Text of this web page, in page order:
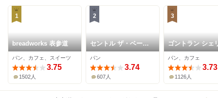
1
breadworks 表参道
パン、カフェ、スイーツ
3.75
1502人
2
セントル ザ・ベーカ
リー 青山店
パン
3.74
607人
3
ゴントラン シェ
東京青山店
パン、カフェ
3.73
1126人